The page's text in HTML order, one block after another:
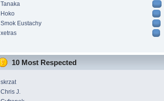
Tanaka
Hoko
Smok Eustachy
xetras
10 Most Respected
skrzat
Chris J.